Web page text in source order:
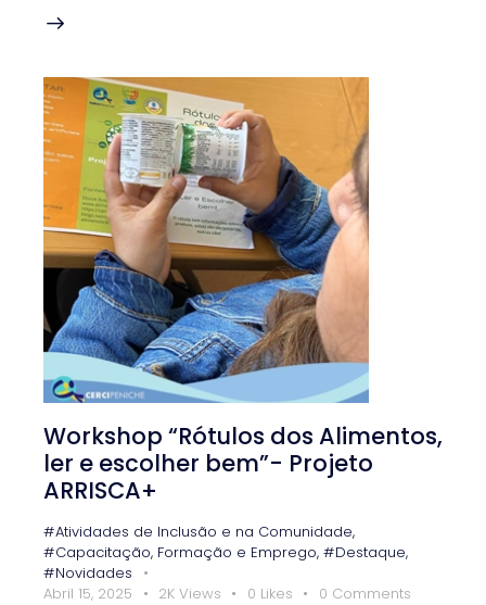
Workshop “Rótulos dos Alimentos,
ler e escolher bem”- Projeto
ARRISCA+
#Atividades de Inclusão e na Comunidade,
#Capacitação, Formação e Emprego, #Destaque,
#Novidades
Abril 15, 2025
2K Views 0 Likes 0 Comments